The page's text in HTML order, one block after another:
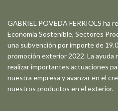
GABRIEL POVEDA FERRIOLS ha
Economía Sostenible, Sectores
una subvención por importe de
promoción exterior 2022. La ayuda
realizar importantes actuaciones
nuestra empresa y avanzar en el
nuestros productos en el exterior.